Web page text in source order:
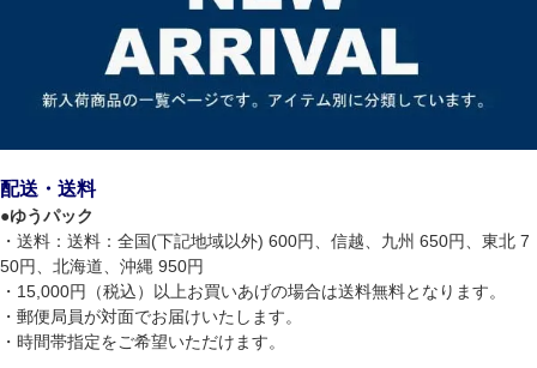
配送・送料
●ゆうパック
・送料：送料：全国(下記地域以外) 600円、信越、九州 650円、東北 7
50円、北海道、沖縄 950円
・15,000円（税込）以上お買いあげの場合は送料無料となります。
・郵便局員が対面でお届けいたします。
・時間帯指定をご希望いただけます。